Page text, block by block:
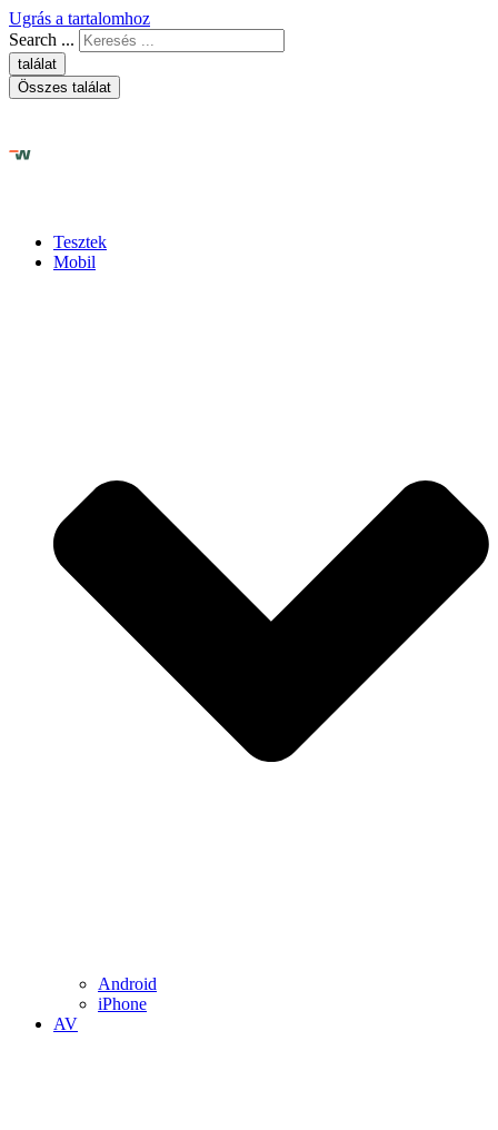
Ugrás a tartalomhoz
Search ...
találat
Összes találat
Tesztek
Mobil
Android
iPhone
AV